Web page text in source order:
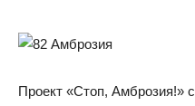
Проект «Стоп, Амброзия!»